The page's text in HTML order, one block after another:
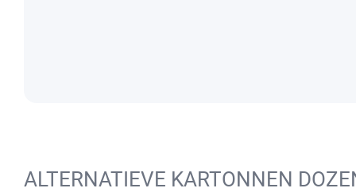
ALTERNATIEVE KARTONNEN